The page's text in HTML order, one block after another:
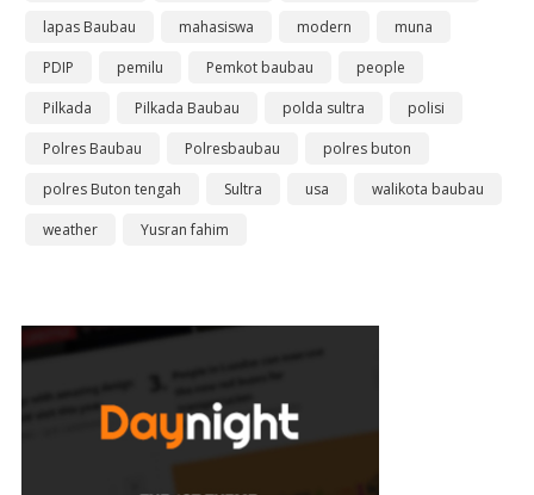
lapas Baubau
mahasiswa modern
muna
PDIP
pemilu Pemkot baubau
people
Pilkada
Pilkada Baubau polda sultra
polisi
Polres Baubau
Polresbaubau
polres buton
polres Buton tengah
Sultra usa
walikota baubau
weather
Yusran fahim